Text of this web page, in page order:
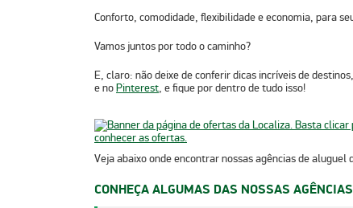
Conforto, comodidade, flexibilidade e economia, para
Vamos juntos por todo o caminho?
E, claro: não deixe de conferir dicas incríveis de
e noPinterest, e fique por dentro de tudo isso!
Veja abaixo onde encontrar nossas agências dealuguel
CONHEÇA ALGUMAS DAS NOSSAS AGÊNCIAS